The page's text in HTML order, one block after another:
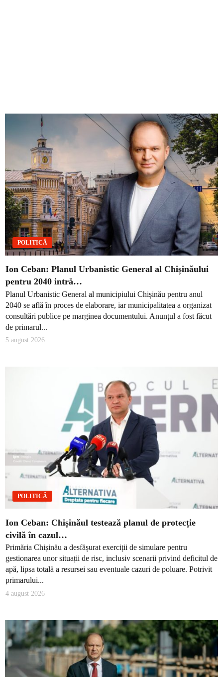
POLITICĂ
Ion Ceban: Planul Urbanistic General al Chișinăului
pentru 2040 intră…
Planul Urbanistic General al municipiului Chișinău pentru anul
2040 se află în proces de elaborare, iar municipalitatea a organizat
consultări publice pe marginea documentului. Anunțul a fost făcut
de primarul...
5 august 2026
POLITICĂ
Ion Ceban: Chișinăul testează planul de protecție
civilă în cazul…
Primăria Chișinău a desfășurat exerciții de simulare pentru
gestionarea unor situații de risc, inclusiv scenarii privind deficitul de
apă, lipsa totală a resursei sau eventuale cazuri de poluare. Potrivit
primarului...
4 august 2026